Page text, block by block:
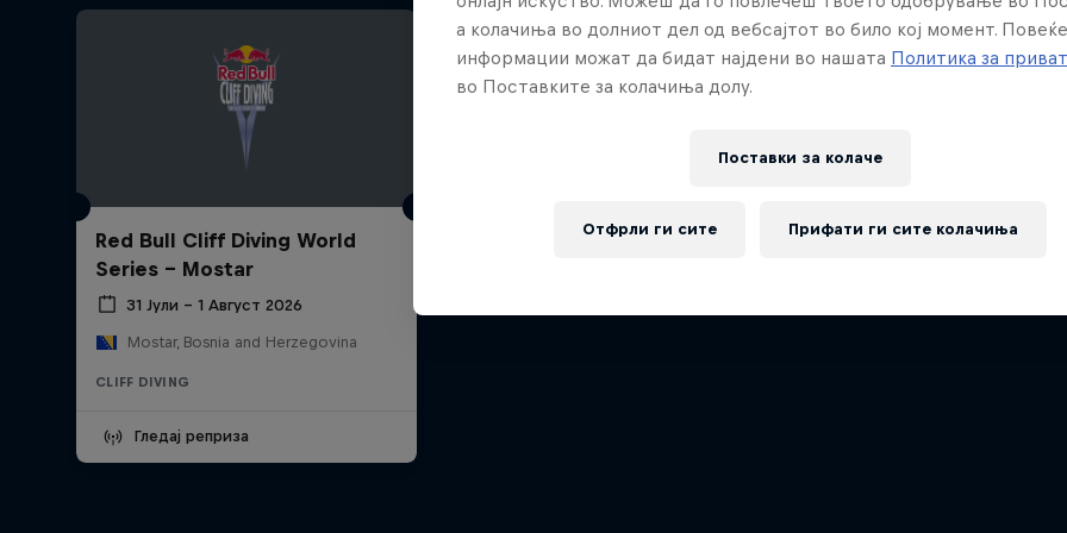
Red Bull Cliff Diving World
Series - Mostar
31 Јули – 1 Август 2026
Mostar, Bosnia and Herzegovina
CLIFF DIVING
Гледај реприза
а колачиња во долниот дел од вебсајтот во било кој момент. Повеќе
информации можат да бидат најдени во нашата Политика за
во Поставките за колачиња долу.
Поставки за колачe
Отфрли ги сите Прифати ги сите колачиња